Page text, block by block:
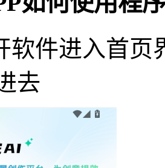
软件进入首页
去